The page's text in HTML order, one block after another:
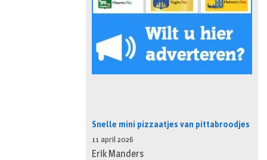
Snelle mini pizzaatjes van pittabroodjes
11 april 2026
Erik Manders